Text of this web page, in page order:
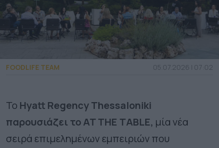
FOODLIFE TEAM 05.07.2026 | 07:02
Το Hyatt Regency Thessaloniki
παρουσιάζει το AT THE TABLE, μία νέα
σειρά επιμελημένων εμπειριών που